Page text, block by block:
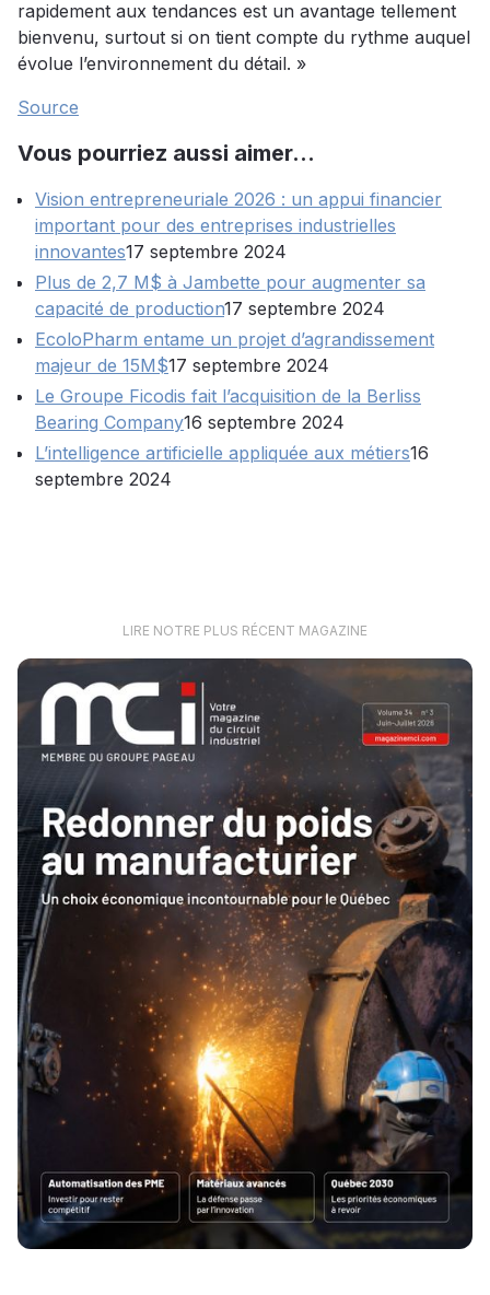
rapidement aux tendances est un avantage tellement
bienvenu, surtout si on tient compte du rythme auquel
évolue l’environnement du détail. »
Source
Vous pourriez aussi aimer…
Vision entrepreneuriale 2026 : un appui financier
important pour des entreprises industrielles
innovantes17 septembre 2024
Plus de 2,7 M$ à Jambette pour augmenter sa
capacité de production17 septembre 2024
EcoloPharm entame un projet d’agrandissement
majeur de 15M$17 septembre 2024
Le Groupe Ficodis fait l’acquisition de la Berliss
Bearing Company16 septembre 2024
L’intelligence artificielle appliquée aux métiers16
septembre 2024
LIRE NOTRE PLUS RÉCENT MAGAZINE